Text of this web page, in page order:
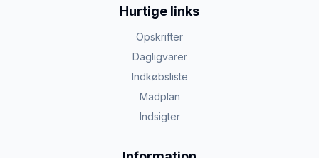
Hurtige links
Opskrifter
Dagligvarer
Indkøbsliste
Madplan
Indsigter